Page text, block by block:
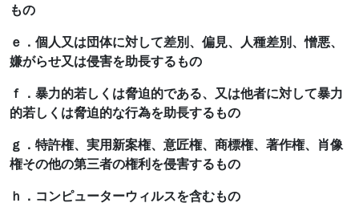
もの
ｅ．個人又は団体に対して差別、偏見、人種差別、憎悪、
嫌がらせ又は侵害を助長するもの
ｆ．暴力的若しくは脅迫的である、又は他者に対して暴力
的若しくは脅迫的な行為を助長するもの
ｇ．特許権、実用新案権、意匠権、商標権、著作権、肖像
権その他の第三者の権利を侵害するもの
ｈ．コンピューターウィルスを含むもの